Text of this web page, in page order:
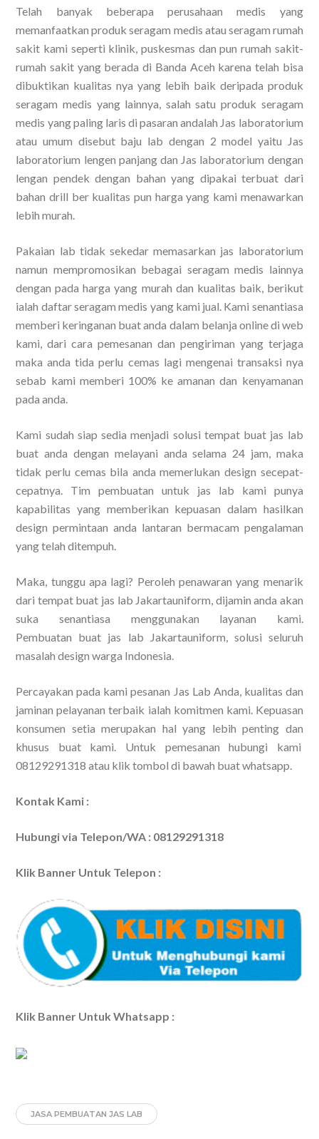
Telah banyak beberapa perusahaan medis yang
memanfaatkan produk seragam medis atau seragam rumah
sakit kami seperti klinik, puskesmas dan pun rumah sakit-
rumah sakit yang berada di Banda Aceh karena telah bisa
dibuktikan kualitas nya yang lebih baik deripada produk
seragam medis yang lainnya, salah satu produk seragam
medis yang paling laris di pasaran andalah Jas laboratorium
atau umum disebut baju lab dengan 2 model yaitu Jas
laboratorium lengen panjang dan Jas laboratorium dengan
lengan pendek dengan bahan yang dipakai terbuat dari
bahan drill ber kualitas pun harga yang kami menawarkan
lebih murah.
Pakaian lab tidak sekedar memasarkan jas laboratorium
namun mempromosikan bebagai seragam medis lainnya
dengan pada harga yang murah dan kualitas baik, berikut
ialah daftar seragam medis yang kami jual. Kami senantiasa
memberi keringanan buat anda dalam belanja online di web
kami, dari cara pemesanan dan pengiriman yang terjaga
maka anda tida perlu cemas lagi mengenai transaksi nya
sebab kami memberi 100% ke amanan dan kenyamanan
pada anda.
Kami sudah siap sedia menjadi solusi tempat buat jas lab
buat anda dengan melayani anda selama 24 jam, maka
tidak perlu cemas bila anda memerlukan design secepat-
cepatnya. Tim pembuatan untuk jas lab kami punya
kapabilitas yang memberikan kepuasan dalam hasilkan
design permintaan anda lantaran bermacam pengalaman
yang telah ditempuh.
Maka, tunggu apa lagi? Peroleh penawaran yang menarik
dari tempat buat jas lab Jakartauniform, dijamin anda akan
suka senantiasa menggunakan layanan kami.
Pembuatan buat jas lab Jakartauniform, solusi seluruh
masalah design warga Indonesia.
Percayakan pada kami pesanan Jas Lab Anda, kualitas dan
jaminan pelayanan terbaik ialah komitmen kami. Kepuasan
konsumen setia merupakan hal yang lebih penting dan
khusus buat kami. Untuk pemesanan hubungi kami
08129291318 atau klik tombol di bawah buat whatsapp.
Kontak Kami :
Hubungi via Telepon/WA : 08129291318
Klik Banner Untuk Telepon :
Klik Banner Untuk Whatsapp :
JASA PEMBUATAN JAS LAB